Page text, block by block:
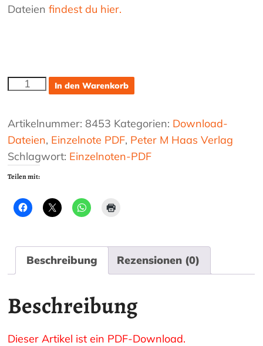
Dateienfindest du hier.
Good
Menge
In den Warenkorb
Artikelnummer: 8453 Kategorien: Download-
Dateien, Einzelnote PDF, Peter M Haas Verlag
Schlagwort: Einzelnoten-PDF
Teilen mit:
Beschreibung Rezensionen (0)
Beschreibung
Dieser Artikel ist ein PDF-Download.